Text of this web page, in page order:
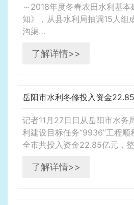
～2018年度冬春农田水利基本
知》，从县水利局抽调15人组
沟渠…
了解详情>>
岳阳市水利冬修投入资金
记者11月27日日从岳阳市水务
利建设目标任务“9936”工程顺
全市共投入资金22.85亿元，
了解详情>>